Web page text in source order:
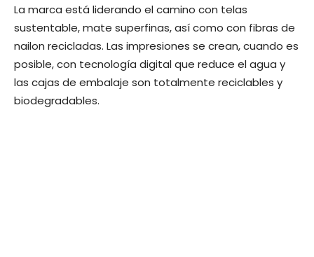
La marca está liderando el camino con telas
sustentable, mate superfinas, así como con fibras de
nailon recicladas. Las impresiones se crean, cuando es
posible, con tecnología digital que reduce el agua y
las cajas de embalaje son totalmente reciclables y
biodegradables.